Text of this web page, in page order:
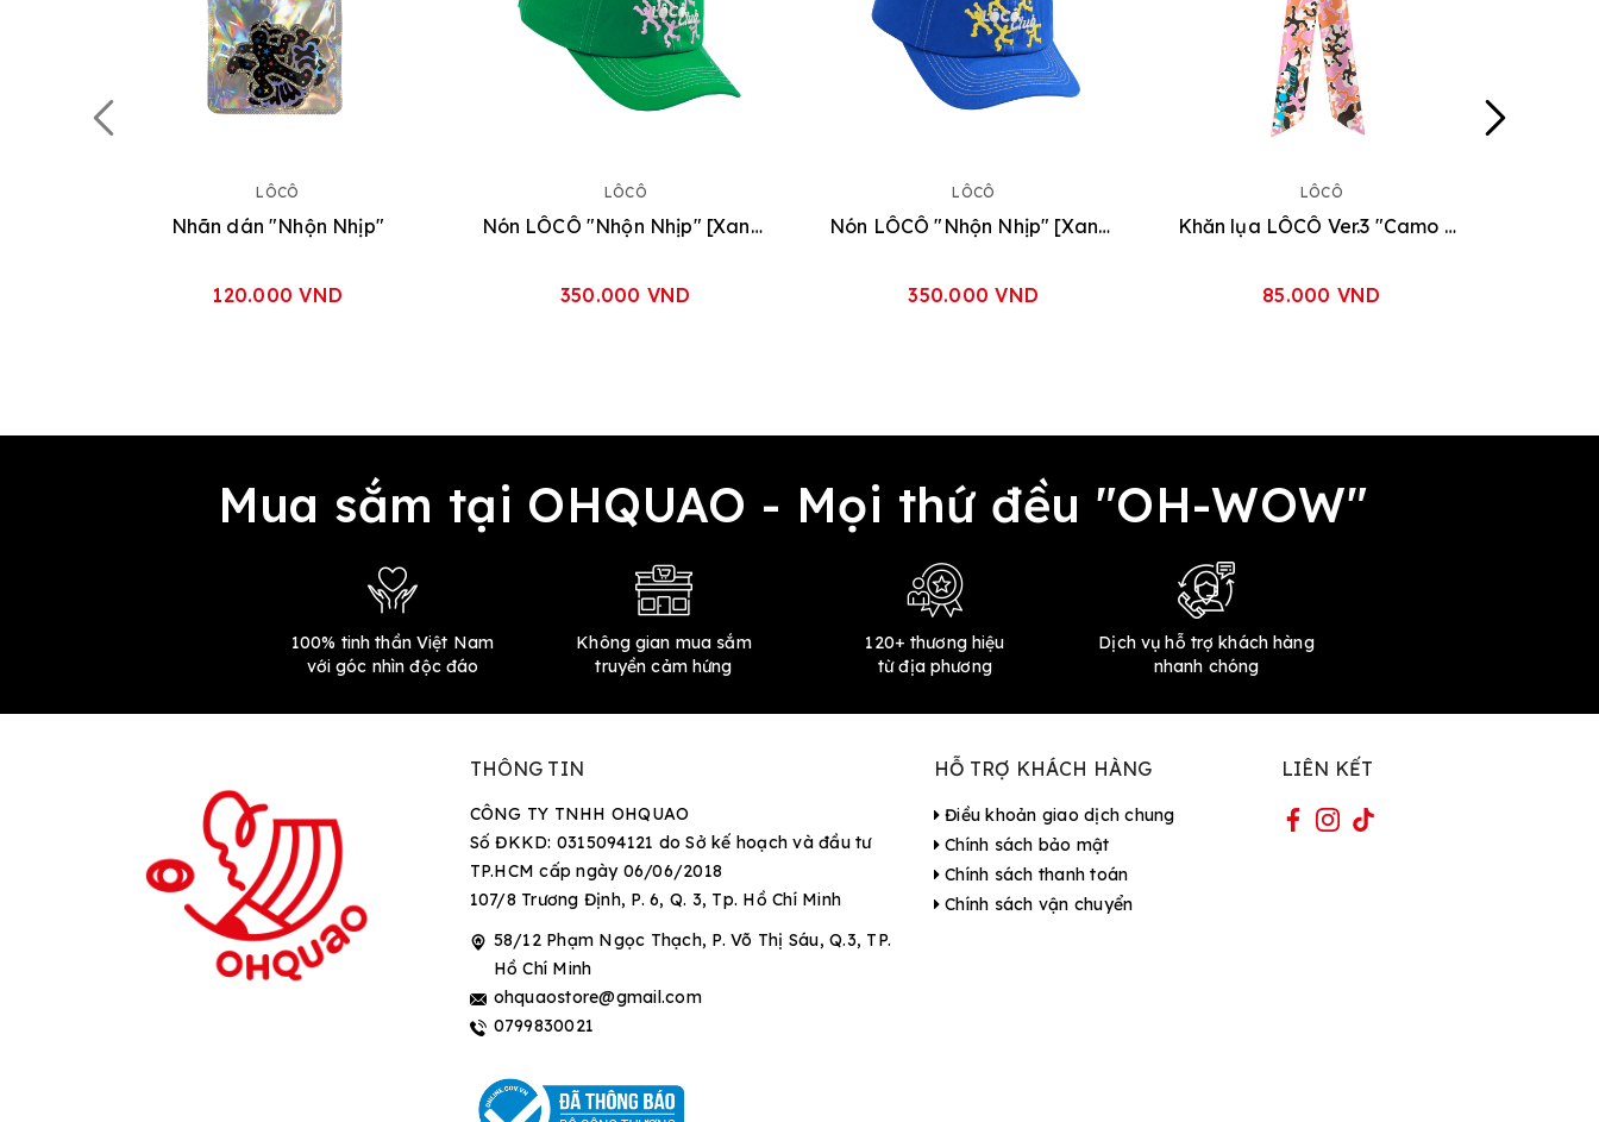
LÔCÔ
Nhãn dán "Nhộn Nhịp"
120.000 VND
LÔCÔ
Nón LÔCÔ "Nhộn Nhịp" [Xanh Lá]
350.000 VND
LÔCÔ
Nón LÔCÔ "Nhộn Nhịp" [Xanh Dương]
350.000 VND
LÔCÔ
Khăn lụa LÔCÔ Ver.3 "Camo Pink"
85.000 VND
Mua sắm tại OHQUAO - Mọi thứ đều "OH-WOW"
100% tinh thần Việt Nam
với góc nhìn độc đáo
Không gian mua sắm
truyền cảm hứng
120+ thương hiệu
từ địa phương
Dịch vụ hỗ trợ khách hàng
nhanh chóng
THÔNG TIN
CÔNG TY TNHH OHQUAO
Số ĐKKD: 0315094121 do Sở kế hoạch và đầu tư
TP.HCM cấp ngày 06/06/2018
107/8 Trương Định, P. 6, Q. 3, Tp. Hồ Chí Minh
58/12 Phạm Ngọc Thạch, P. Võ Thị Sáu, Q.3, TP.
Hồ Chí Minh
ohquaostore@gmail.com
0799830021
HỖ TRỢ KHÁCH HÀNG
Điều khoản giao dịch chung
Chính sách bảo mật
Chính sách thanh toán
Chính sách vận chuyển
LIÊN KẾT